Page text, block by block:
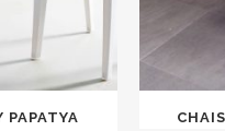
PAPATYA